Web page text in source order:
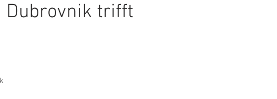
Dubrovnik trifft